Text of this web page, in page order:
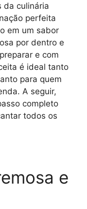
da culinária
perfeita
em um sabor
por dentro e
e com
é ideal tanto
para quem
A seguir,
completo
todos os
e